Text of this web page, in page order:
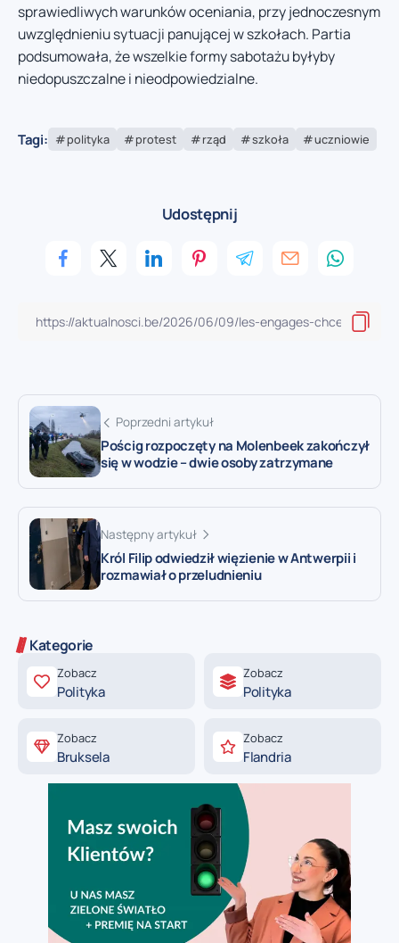
sprawiedliwych warunków oceniania, przy jednoczesnym
uwzględnieniu sytuacji panującej w szkołach. Partia
podsumowała, że wszelkie formy sabotażu byłyby
niedopuszczalne i nieodpowiedzialne.
Tagi: polityka protest rząd szkoła uczniowie
Udostępnij
Poprzedni artykuł
Pościg rozpoczęty na Molenbeek zakończył
się w wodzie – dwie osoby zatrzymane
Następny artykuł
Król Filip odwiedził więzienie w Antwerpii i
rozmawiał o przeludnieniu
Kategorie
Zobacz
Polityka
Zobacz
Polityka
Zobacz
Bruksela
Zobacz
Flandria